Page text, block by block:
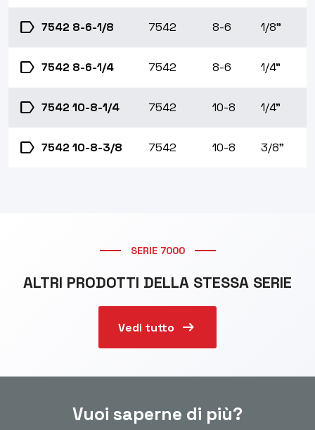
label 7542 8-6-1/8 7542 8-6 1/8"
label 7542 8-6-1/4 7542 8-6 1/4"
label 7542 10-8-1/4 7542 10-8 1/4"
label 7542 10-8-3/8 7542 10-8 3/8"
SERIE 7000
ALTRI PRODOTTI DELLA STESSA SERIE
Vedi tutto arrow_right_alt
Vuoi saperne di più?